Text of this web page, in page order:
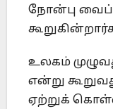
நோன்பு
உலகம்
என்று
ஏற்றுக்